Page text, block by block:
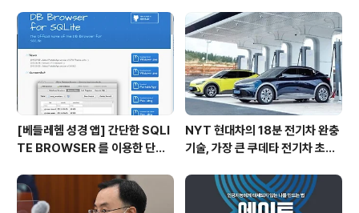
0 에서 스캔 실패하고 나서 처리함
[베들레헴 성경 앱] 간단한 SQLI
TE BROWSER 를 이용한 단어
NYT 현대차의 18분 전기차 완충
기술, 가장 큰 쿠데타 전기차 초스
의 배터리와 크로아티아의 전기수
퍼카 회사의 노하우 교체식 배터리